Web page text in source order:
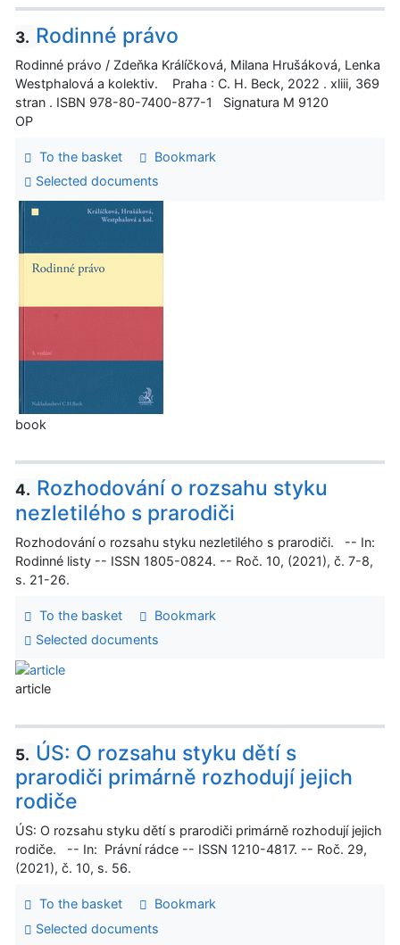
3. Rodinné právo
Rodinné právo / Zdeňka Králíčková, Milana Hrušáková, Lenka
Westphalová a kolektiv. Praha : C. H. Beck, 2022 . xliii, 369
stran . ISBN 978-80-7400-877-1 Signatura M 9120
OP
To the basket
Bookmark
Selected documents
book
4. Rozhodování o rozsahu styku
nezletilého s prarodiči
Rozhodování o rozsahu styku nezletilého s prarodiči. -- In:
Rodinné listy -- ISSN 1805-0824. -- Roč. 10, (2021), č. 7-8,
s. 21-26.
To the basket
Bookmark
Selected documents
article
5. ÚS: O rozsahu styku dětí s
prarodiči primárně rozhodují jejich
rodiče
ÚS: O rozsahu styku dětí s prarodiči primárně rozhodují jejich
rodiče. -- In: Právní rádce -- ISSN 1210-4817. -- Roč. 29,
(2021), č. 10, s. 56.
To the basket
Bookmark
Selected documents